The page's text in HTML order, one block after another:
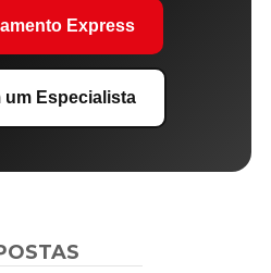
Express
um Especialista